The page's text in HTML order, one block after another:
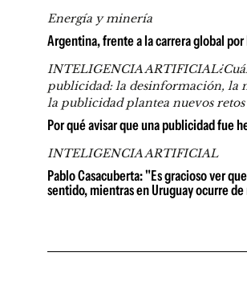
Energía y minería
Argentina, frente a la carrera global
INTELIGENCIA
publicidad: la desinformación, la
la publicidad plantea nuevos
Por qué avisar que una publicidad fue
INTELIGENCIA ARTIFICIAL
Pablo Casacuberta: "Es gracioso ver
sentido, mientras en Uruguay ocurre